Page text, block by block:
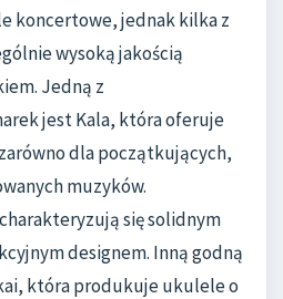
koncertowe, jednak kilka z
wysoką jakością
Jedną z
jest Kala, która oferuje
dla początkujących,
muzyków.
się solidnym
designem. Inną godną
która produkuje ukulele o